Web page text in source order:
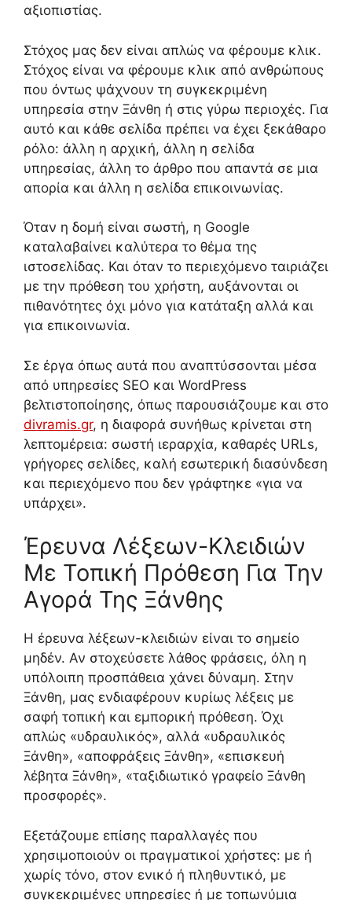
αξιοπιστίας.
Στόχος μας δεν είναι απλώς να φέρουμε κλικ.
Στόχος είναι να φέρουμε κλικ από ανθρώπους
που όντως ψάχνουν τη συγκεκριμένη
υπηρεσία στην Ξάνθη ή στις γύρω περιοχές. Για
αυτό και κάθε σελίδα πρέπει να έχει ξεκάθαρο
ρόλο: άλλη η αρχική, άλλη η σελίδα
υπηρεσίας, άλλη το άρθρο που απαντά σε μια
απορία και άλλη η σελίδα επικοινωνίας.
Όταν η δομή είναι σωστή, η Google
καταλαβαίνει καλύτερα το θέμα της
ιστοσελίδας. Και όταν το περιεχόμενο ταιριάζει
με την πρόθεση του χρήστη, αυξάνονται οι
πιθανότητες όχι μόνο για κατάταξη αλλά και
για επικοινωνία.
Σε έργα όπως αυτά που αναπτύσσονται μέσα
από υπηρεσίες SEO και WordPress
βελτιστοποίησης, όπως παρουσιάζουμε και στο
divramis.gr, η διαφορά συνήθως κρίνεται στη
λεπτομέρεια: σωστή ιεραρχία, καθαρές URLs,
γρήγορες σελίδες, καλή εσωτερική διασύνδεση
και περιεχόμενο που δεν γράφτηκε «για να
υπάρχει».
Έρευνα Λέξεων-Κλειδιών
Με Τοπική Πρόθεση Για Την
Αγορά Της Ξάνθης
Η έρευνα λέξεων-κλειδιών είναι το σημείο
μηδέν. Αν στοχεύσετε λάθος φράσεις, όλη η
υπόλοιπη προσπάθεια χάνει δύναμη. Στην
Ξάνθη, μας ενδιαφέρουν κυρίως λέξεις με
σαφή τοπική και εμπορική πρόθεση. Όχι
απλώς «υδραυλικός», αλλά «υδραυλικός
Ξάνθη», «αποφράξεις Ξάνθη», «επισκευή
λέβητα Ξάνθη», «ταξιδιωτικό γραφείο Ξάνθη
προσφορές».
Εξετάζουμε επίσης παραλλαγές που
χρησιμοποιούν οι πραγματικοί χρήστες: με ή
χωρίς τόνο, στον ενικό ή πληθυντικό, με
συγκεκριμένες υπηρεσίες ή με τοπωνύμια